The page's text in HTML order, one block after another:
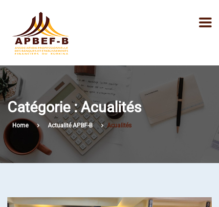
Catégorie :Acualités
Home Actualité APBF-B Acualités